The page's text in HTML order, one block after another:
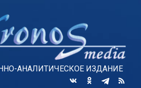
АНАЛИТИЧЕСКОЕ ИЗДАНИЕ